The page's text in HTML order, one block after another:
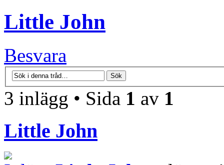
Little John
Besvara
3 inlägg • Sida 1 av 1
Little John